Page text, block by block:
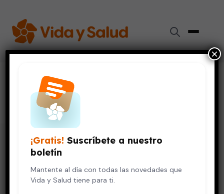
Trastornos emocionales
6 artículos
¡Gratis! Suscríbete a nuestro
boletín
Mantente al día con todas las novedades que
Vida y Salud tiene para ti.
×